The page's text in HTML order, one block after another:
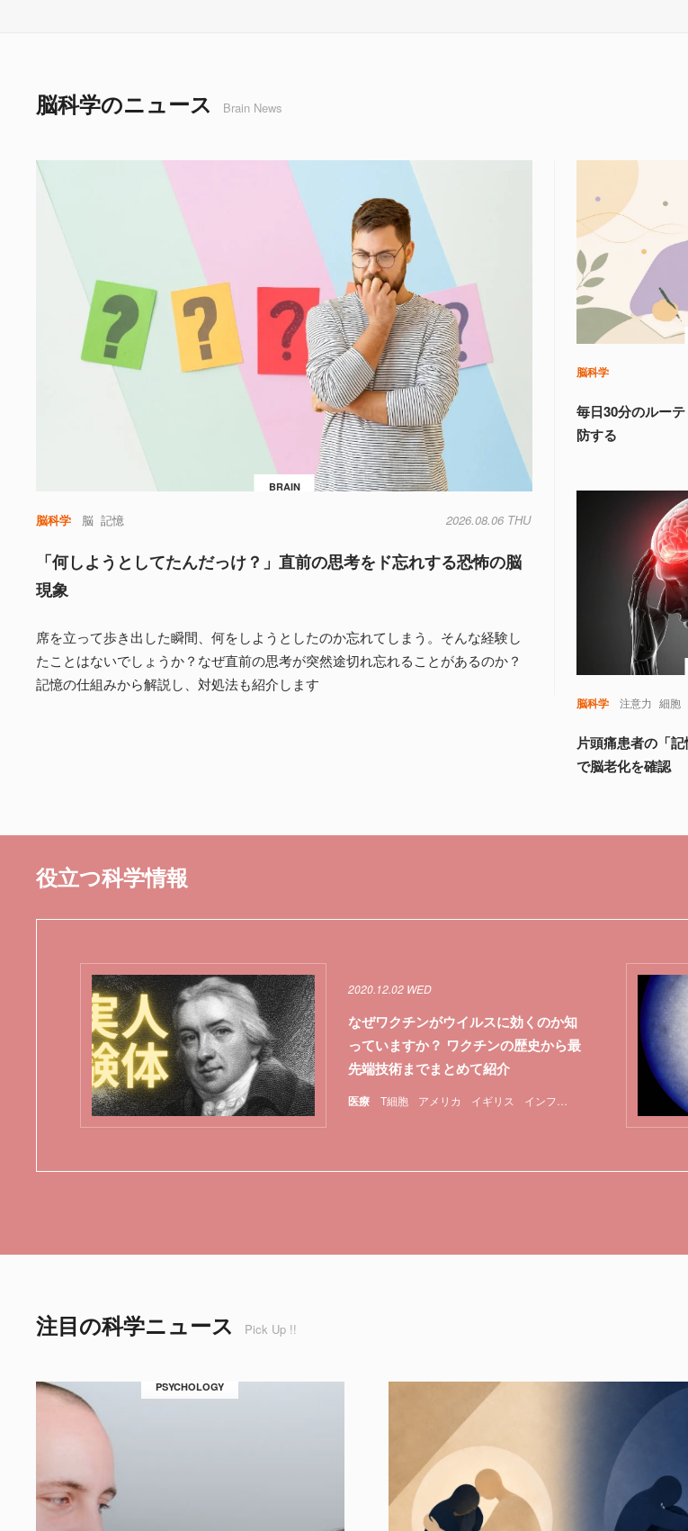
脳科学のニュース Brain News
BRAIN
脳科学 脳 記憶 2026.08.06 THU
「何しようとしてたんだっけ？」直前の思考をド忘れする恐怖の脳
現象
席を立って歩き出した瞬間、何をしようとしたのか忘れてしまう。そんな経験し
たことはないでしょうか？なぜ直前の思考が突然途切れ忘れることがあるのか？
記憶の仕組みから解説し、対処法も紹介します
脳科学
毎日30分のルー
防する
脳科学 注意力 細胞
片頭痛患者の「記
で脳老化を確認
役立つ科学情報
医療 T細胞 アメリカ イギリス インフルエンザ ワクチ
2020.12.02 WED
なぜワクチンがウイルスに効くのか知
っていますか？ ワクチンの歴史から最
先端技術までまとめて紹介
注目の科学ニュース Pick Up !!
PSYCHOLOGY